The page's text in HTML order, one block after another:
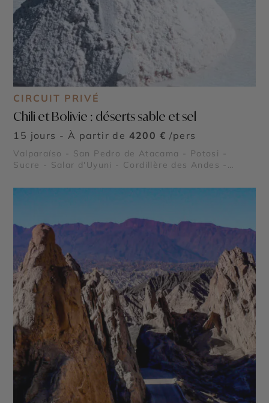
CIRCUIT PRIVÉ
Chili et Bolivie : déserts sable et sel
15 jours - À partir de 4200 € /pers
Valparaíso - San Pedro de Atacama - Potosi -
Sucre - Salar d'Uyuni - Cordillère des Andes -